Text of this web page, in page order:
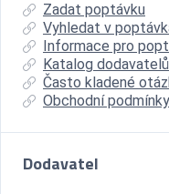
Zadat poptávku
Vyhledat v
Informace pro
Katalog dodavatelů
Často kladené
Obchodní podmínky
Dodavatel